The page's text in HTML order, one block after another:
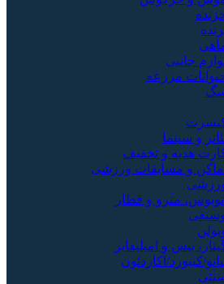
جانبی
مزرعه
و سینما
هدیه و تخفیف
اماکن و مسابقات ورزشی
اتوبوس، مترو و قطار
بیس و امپلیفایر
کیبورد/آکاردئون